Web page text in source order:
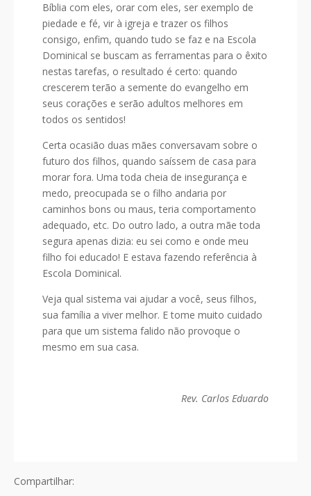
Bíblia com eles, orar com eles, ser exemplo de
piedade e fé, vir à igreja e trazer os filhos
consigo, enfim, quando tudo se faz e na Escola
Dominical se buscam as ferramentas para o êxito
nestas tarefas, o resultado é certo: quando
crescerem terão a semente do evangelho em
seus corações e serão adultos melhores em
todos os sentidos!
Certa ocasião duas mães conversavam sobre o
futuro dos filhos, quando saíssem de casa para
morar fora. Uma toda cheia de insegurança e
medo, preocupada se o filho andaria por
caminhos bons ou maus, teria comportamento
adequado, etc. Do outro lado, a outra mãe toda
segura apenas dizia: eu sei como e onde meu
filho foi educado! E estava fazendo referência à
Escola Dominical.
Veja qual sistema vai ajudar a você, seus filhos,
sua família a viver melhor. E tome muito cuidado
para que um sistema falido não provoque o
mesmo em sua casa.
Rev. Carlos Eduardo
Compartilhar: